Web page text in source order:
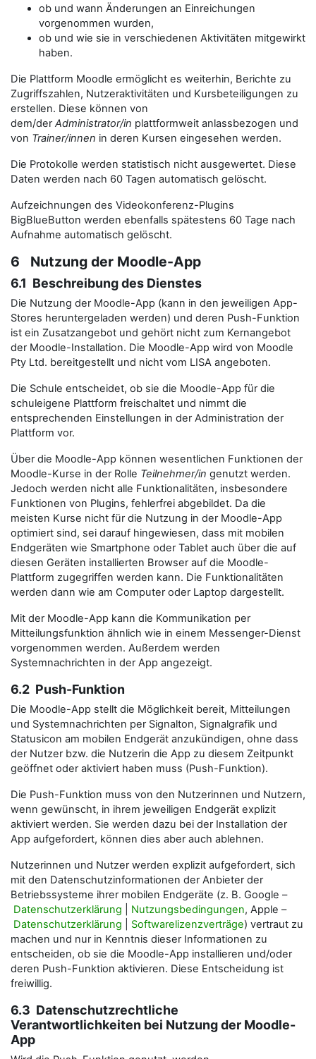
ob und wann Änderungen an Einreichungen
vorgenommen wurden,
ob und wie sie in verschiedenen Aktivitäten mitgewirkt
haben.
Die Plattform Moodle ermöglicht es weiterhin, Berichte zu
Zugriffszahlen, Nutzeraktivitäten und Kursbeteiligungen zu
erstellen. Diese können von
dem/derAdministrator/in plattformweit anlassbezogen und
von Trainer/innen in deren Kursen eingesehen werden.
Die Protokolle werden statistisch nicht ausgewertet. Diese
Daten werden nach 60 Tagen automatisch gelöscht.
Aufzeichnungen des Videokonferenz-Plugins
BigBlueButton werden ebenfalls spätestens 60 Tage nach
Aufnahme automatisch gelöscht.
6 Nutzung der Moodle-App
6.1 Beschreibung des Dienstes
Die Nutzung der Moodle-App (kann in den jeweiligen App-
Stores heruntergeladen werden) und deren Push-Funktion
ist ein Zusatzangebot und gehört nicht zum Kernangebot
der Moodle-Installation. Die Moodle-App wird von Moodle
Pty Ltd. bereitgestellt und nicht vom LISA angeboten.
Die Schule entscheidet, ob sie die Moodle-App für die
schuleigene Plattform freischaltet und nimmt die
entsprechenden Einstellungen in der Administration der
Plattform vor.
Über die Moodle-App können wesentlichen Funktionen der
Moodle-Kurse in der Rolle Teilnehmer/in genutzt werden.
Jedoch werden nicht alle Funktionalitäten, insbesondere
Funktionen von Plugins, fehlerfrei abgebildet. Da die
meisten Kurse nicht für die Nutzung in der Moodle-App
optimiert sind, sei darauf hingewiesen, dass mit mobilen
Endgeräten wie Smartphone oder Tablet auch über die auf
diesen Geräten installierten Browser auf die Moodle-
Plattform zugegriffen werden kann. Die Funktionalitäten
werden dann wie am Computer oder Laptop dargestellt.
Mit der Moodle-App kann die Kommunikation per
Mitteilungsfunktion ähnlich wie in einem Messenger-Dienst
vorgenommen werden. Außerdem werden
Systemnachrichten in der App angezeigt.
6.2 Push-Funktion
Die Moodle-App stellt die Möglichkeit bereit, Mitteilungen
und Systemnachrichten per Signalton, Signalgrafik und
Statusicon am mobilen Endgerät anzukündigen, ohne dass
der Nutzer bzw. die Nutzerin die App zu diesem Zeitpunkt
geöffnet oder aktiviert haben muss (Push-Funktion).
Die Push-Funktion muss von den Nutzerinnen und Nutzern,
wenn gewünscht, in ihrem jeweiligen Endgerät explizit
aktiviert werden. Sie werden dazu bei der Installation der
App aufgefordert, können dies aber auch ablehnen.
Nutzerinnen und Nutzer werden explizit aufgefordert, sich
mit den Datenschutzinformationen der Anbieter der
Betriebssysteme ihrer mobilen Endgeräte (z. B. Google –
Datenschutzerklärung
Nutzungsbedingungen, Apple –
Datenschutzerklärung
Softwarelizenzverträge) vertraut zu
machen und nur in Kenntnis dieser Informationen zu
entscheiden, ob sie die Moodle-App installieren und/oder
deren Push-Funktion aktivieren. Diese Entscheidung ist
freiwillig.
6.3 Datenschutzrechtliche
Verantwortlichkeiten bei Nutzung der Moodle-
App